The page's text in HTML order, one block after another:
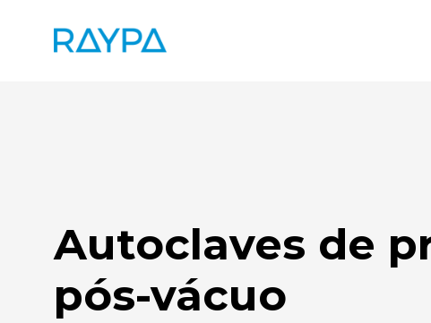
conteúdo
Autoclaves de
pós-vácuo